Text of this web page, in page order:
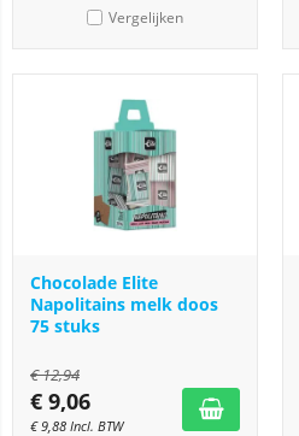
Vergelijken
Chocolade Elite
Napolitains melk doos
75 stuks
€12,94
€ 9,06
€9,88 Incl. BTW